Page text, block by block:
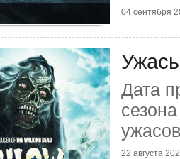
04 сентября
Дата
22 августа